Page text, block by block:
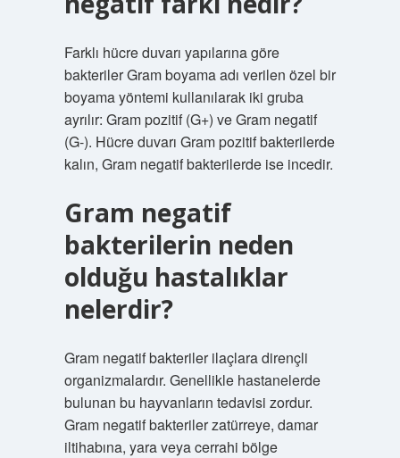
Farklı hücre duvarı yapılarına göre
bakteriler Gram boyama adı verilen özel bir
boyama yöntemi kullanılarak iki gruba
ayrılır: Gram pozitif (G+) ve Gram negatif
(G-). Hücre duvarı Gram pozitif bakterilerde
kalın, Gram negatif bakterilerde ise incedir.
Gram negatif
bakterilerin neden
olduğu hastalıklar
nelerdir?
Gram negatif bakteriler ilaçlara dirençli
organizmalardır. Genellikle hastanelerde
bulunan bu hayvanların tedavisi zordur.
Gram negatif bakteriler zatürreye, damar
iltihabına, yara veya cerrahi bölge